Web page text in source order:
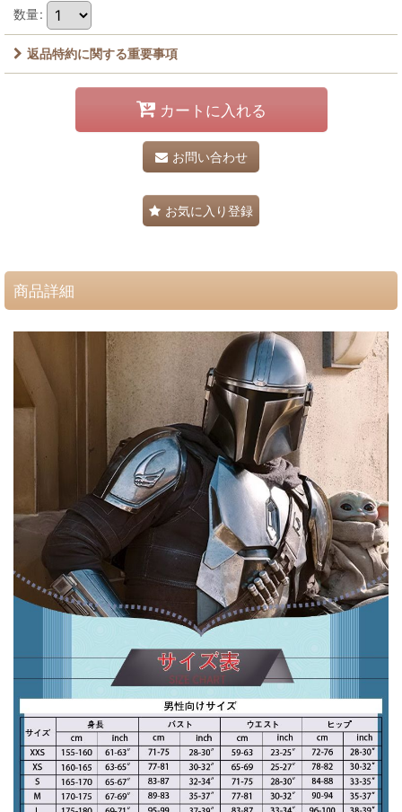
数量:
返品特約に関する重要事項
カートに入れる
お問い合わせ
お気に入り登録
商品詳細